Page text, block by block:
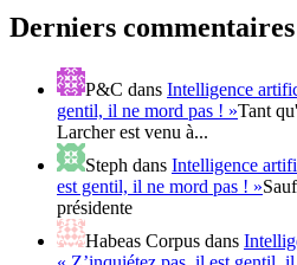
Derniers commentaires
P&C dans Intelligence
gentil, il ne mord pas ! »Tant
Larcher est venu à...
Steph dans Intelligence
est gentil, il ne mord pas ! »
présidente
Habeas Corpus dans